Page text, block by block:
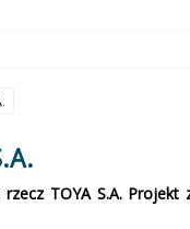
TOYA S.A.